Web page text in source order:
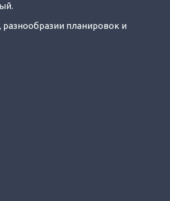
планировок и